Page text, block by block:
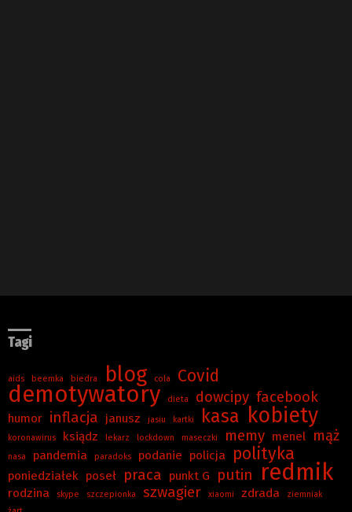
Tagi
aids beemka biedra blog cola Covid
demotywatory dieta dowcipy facebook
humor inflacja janusz jasiu kartki kasa kobiety
koronawirus ksiądz lekarz lockdown maseczki memy menel mąż
nasa pandemia paradoks podanie policja polityka
poniedziałek poseł praca punkt G putin redmik
rodzina skype szczepionka szwagier xiaomi zdrada
ziemniak